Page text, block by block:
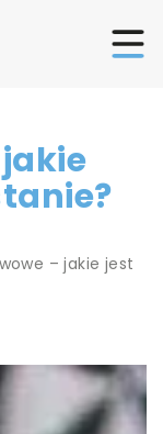
– jakie jest